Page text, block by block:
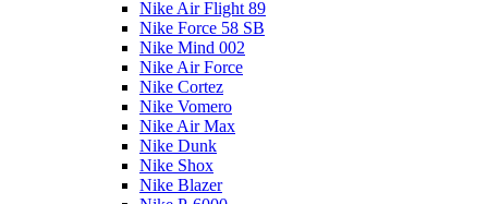
Nike Air Flight 89
Nike Force 58 SB
Nike Mind 002
Nike Air Force
Nike Cortez
Nike Vomero
Nike Air Max
Nike Dunk
Nike Shox
Nike Blazer